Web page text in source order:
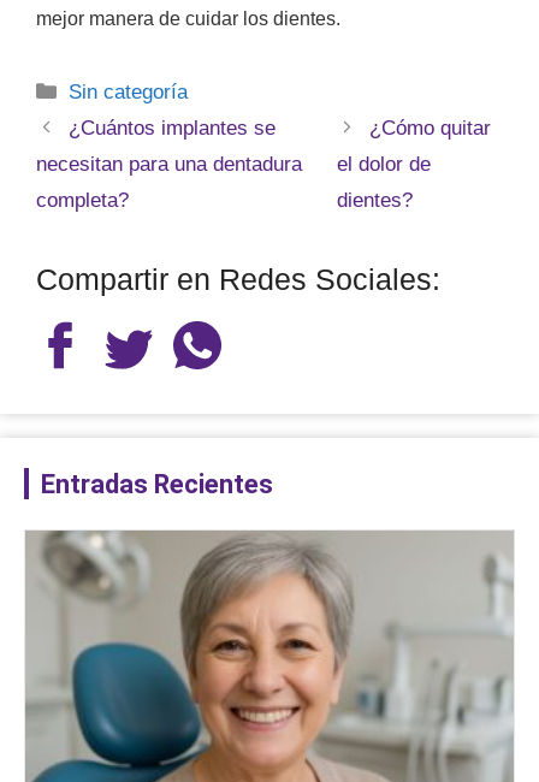
mejor manera de cuidar los dientes.
Sin categoría
¿Cuántos implantes se
necesitan para una dentadura
completa?
¿Cómo quitar
el dolor de
dientes?
Compartir en Redes Sociales:
Entradas Recientes